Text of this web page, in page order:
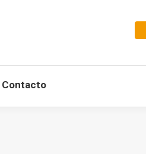
Contacto